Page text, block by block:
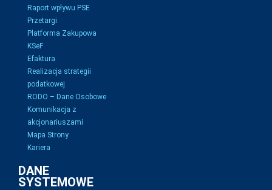
Raport wpływu PSE
Przetargi
Platforma Zakupowa
KSeF
Efaktura
Realizacja strategii
podatkowej
RODO – Dane Osobowe
Komunikacja z
akcjonariuszami
Mapa Strony
Kariera
DANE
SYSTEMOWE